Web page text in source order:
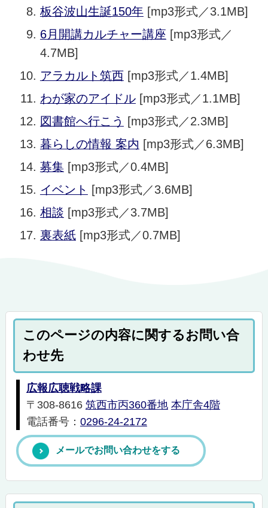
板谷波山生誕150年[mp3形式／3.1MB]
6月開講カルチャー講座 [mp3形式／
4.7MB]
アラカルト筑西[mp3形式／1.4MB]
わが家のアイドル[mp3形式／1.1MB]
図書館へ行こう
[mp3形式／2.3MB]
暮らしの情報 案内 [mp3形式／6.3MB]
募集 [mp3形式／0.4MB]
イベント
[mp3形式／3.6MB]
相談 [mp3形式／3.7MB]
裏表紙[mp3形式／0.7MB]
このページの内容に関するお問い合
わせ先
広報広聴戦略課
〒308-8616 筑西市丙360番地 本庁舎4階
電話番号： 0296-24-2172
メールでお問い合わせをする